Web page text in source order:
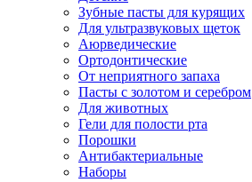
Зубные пасты для курящих
Для ультразвуковых щеток
Аюрведические
Ортодонтические
От неприятного запаха
Пасты с золотом и серебром
Для животных
Гели для полости рта
Порошки
Антибактериальные
Наборы